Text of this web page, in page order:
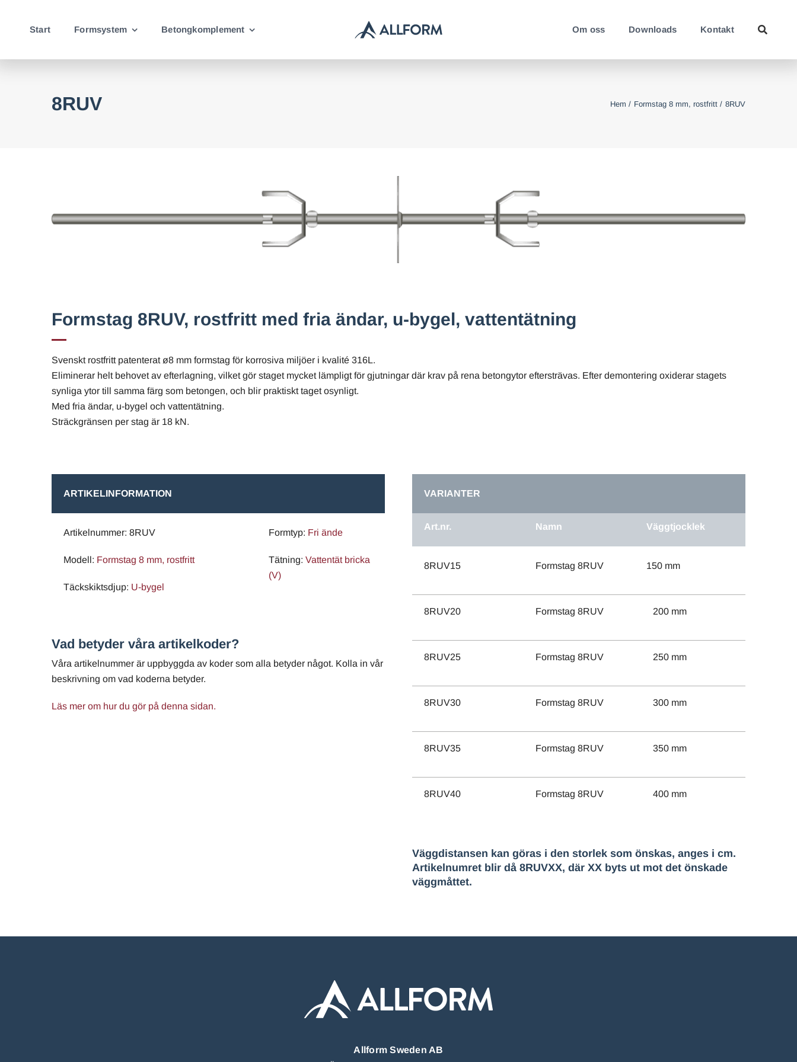
Start Formsystem Betongkomplement Om oss Downloads Kontakt
8RUV Hem Formstag 8 mm, rostfritt 8RUV
Formstag 8RUV, rostfritt med fria ändar, u-bygel, vattentätning
Svenskt rostfritt patenterat ø8 mm formstag för korrosiva miljöer i kvalité 316L.
Eliminerar helt behovet av efterlagning, vilket gör staget mycket lämpligt för gjutningar där krav på rena betongytor eftersträvas. Efter demontering oxiderar stagets
synliga ytor till samma färg som betongen, och blir praktiskt taget osynligt.
Med fria ändar, u-bygel och vattentätning.
Sträckgränsen per stag är 18 kN.
ARTIKELINFORMATION
Artikelnummer: 8RUV
Modell: Formstag 8 mm, rostfritt
Täckskiktsdjup: U-bygel
Formtyp: Fri ände
Tätning: Vattentät bricka
(V)
Vad betyder våra artikelkoder?
Våra artikelnummer är uppbyggda av koder som alla betyder något. Kolla in vår
beskrivning om vad koderna betyder.
Läs mer om hur du gör på denna sidan.
VARIANTER
Art.nr. Namn Väggtjocklek
8RUV15 Formstag 8RUV 150 mm
8RUV20 Formstag 8RUV 200 mm
8RUV25 Formstag 8RUV 250 mm
8RUV30 Formstag 8RUV 300 mm
8RUV35 Formstag 8RUV 350 mm
8RUV40 Formstag 8RUV 400 mm
Väggdistansen kan göras i den storlek som önskas, anges i cm.
Artikelnumret blir då 8RUVXX, där XX byts ut mot det önskade
väggmåttet.
Allform Sweden AB